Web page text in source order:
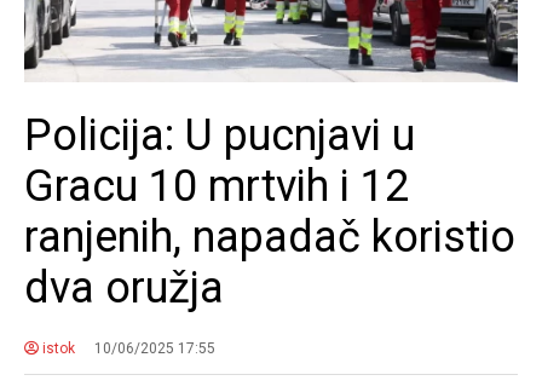
Policija: U pucnjavi u
Gracu 10 mrtvih i 12
ranjenih, napadač koristio
dva oružja
istok 10/06/2025 17:55